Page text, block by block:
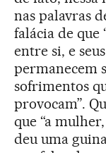
nas palavras
falácia de que
entre si, e
permanecem
sofrimentos
provocam”.
que “a
deu uma